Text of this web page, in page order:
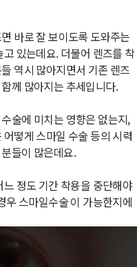
바로 잘 보이도록 도와주는
고 있는데요. 더불어 렌즈를 착
역시 많아지면서 기존 렌즈
께 많아지는 추세입니다.
술에 미치는 영향은 없는지,
떻게 스마일 수술 등의 시력
들이 많은데요.
정도 기간 착용을 중단해야
우 스마일수술 이 가능한지에